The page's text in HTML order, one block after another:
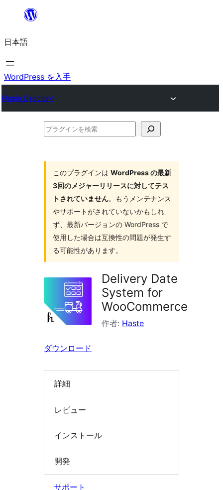
を
ス
キ
プ
日本語
WordPress を入手
Plugin Directory
プ
このプラグインは WordPress の最新
3回のメジャーリリースに対してテス
トされていません。もうメンテナンス
やサポートがされていないかもしれ
ず、最新バージョンの WordPress で
使用した場合は互換性の問題が発生す
る可能性があります。
Delivery Date
System for
WooCommerce
作者: Haste
ダウンロード
詳細
レビュー
インストール
開発
サポート